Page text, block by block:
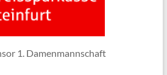
1. Damenmannschaft